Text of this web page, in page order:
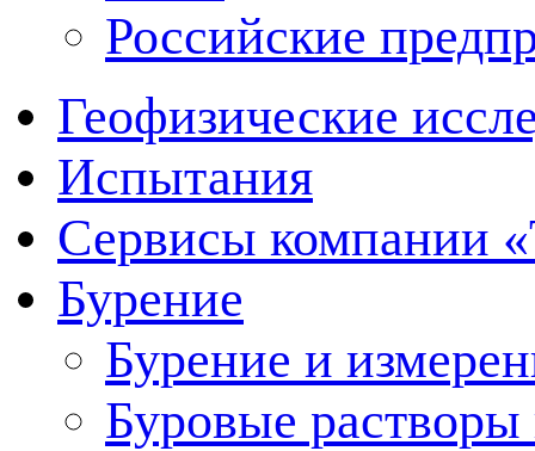
Российские
Геофизические
Испытания
Сервисы компании
Бурение
Бурение и
Буровые